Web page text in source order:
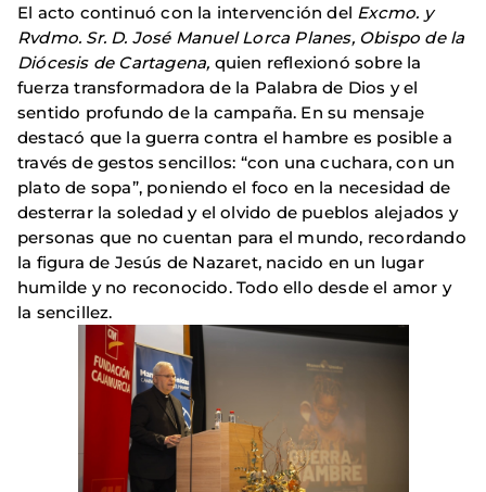
El acto continuó con la intervención del Excmo. y
Rvdmo. Sr. D. José Manuel Lorca Planes, Obispo de la
Diócesis de Cartagena, quien reflexionó sobre la
fuerza transformadora de la Palabra de Dios y el
sentido profundo de la campaña. En su mensaje
destacó que la guerra contra el hambre es posible a
través de gestos sencillos: “con una cuchara, con un
plato de sopa”, poniendo el foco en la necesidad de
desterrar la soledad y el olvido de pueblos alejados y
personas que no cuentan para el mundo, recordando
la figura de Jesús de Nazaret, nacido en un lugar
humilde y no reconocido. Todo ello desde el amor y
la sencillez.